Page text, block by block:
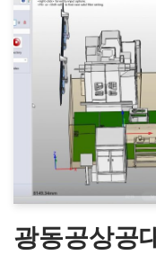
광동공상공